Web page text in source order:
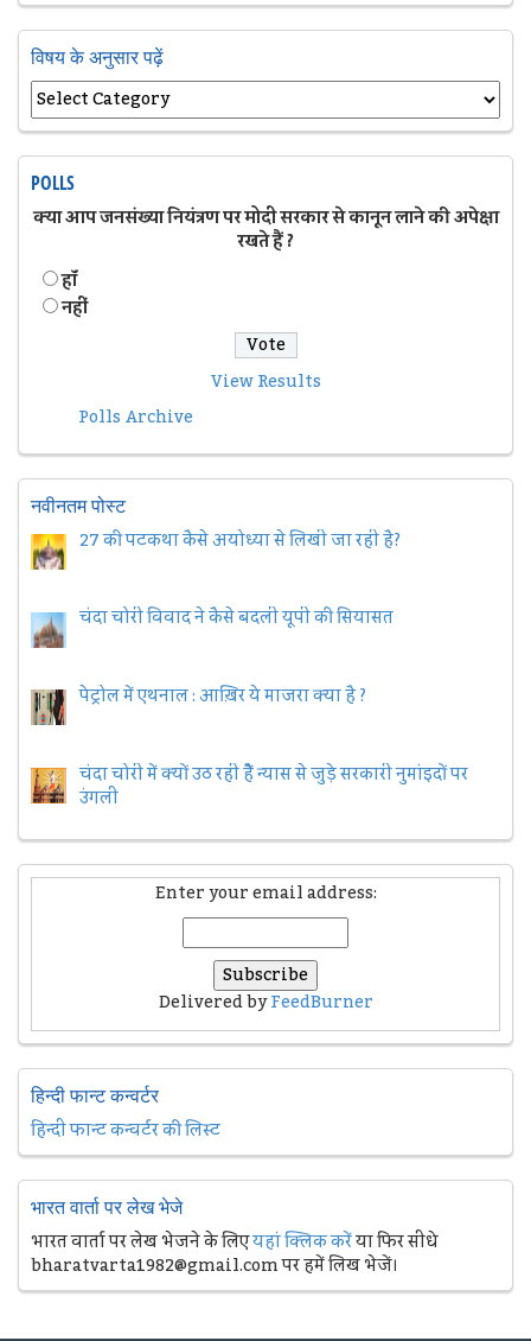
विषय के अनुसार पढ़ें
POLLS
क्या आप जनसंख्या नियंत्रण पर मोदी सरकार से कानून लाने की अपेक्षा
रखते हैं ?
हॉं
नहीं
View Results
Polls Archive
नवीनतम पोस्ट
27 की पटकथा कैसे अयोध्या से लिखी जा रही है?
चंदा चोरी विवाद ने कैसे बदली यूपी की सियासत
पेट्रोल में एथनाल : आख़िर ये माजरा क्या है ?
चंदा चोरी में क्यों उठ रही हैैं न्यास से जुड़े सरकारी नुमांइदों पर
उंगली
Enter your email address:
Delivered byFeedBurner
हिन्दी फान्ट कन्वर्टर
हिन्दी फान्ट कन्वर्टर की लिस्ट
भारत वार्ता पर लेख भेजे
भारत वार्ता पर लेख भेजने के लिएयहां क्लिक करेंया फिर सीधे
bharatvarta1982@gmail.com पर हमें लिख भेजें।